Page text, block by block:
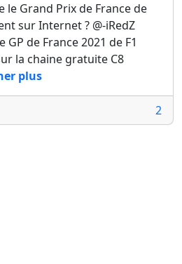
le Grand Prix de France de
sur Internet ? @-iRedZ
de France 2021 de F1
la chaine gratuite C8
plus
2